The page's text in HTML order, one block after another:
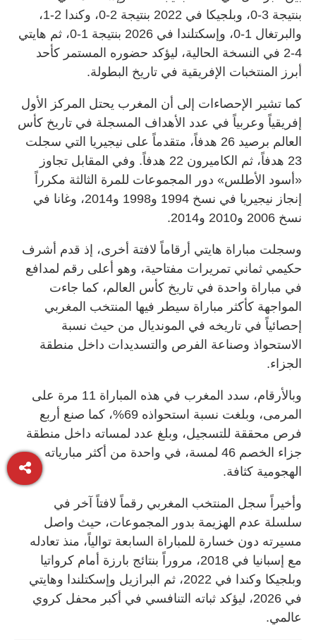
بنتيجة 3-0، وبلجيكا في 2022 بنتيجة 2-0، وكندا 2-1،
والبرتغال 1-0، وإسكتلندا في 2026 بنتيجة 1-0، ثم هايتي
4-2 في النسخة الحالية، ليؤكد حضوره المستمر كأحد
أبرز المنتخبات الإفريقية في تاريخ البطولة.
كما تشير الإحصاءات إلى أن المغرب يحتل المركز الأول
إفريقياً وعربياً في عدد الأهداف المسجلة في تاريخ كأس
العالم برصيد 26 هدفاً، متقدماً على نيجيريا التي سجلت
23 هدفاً، ثم الكاميرون 22 هدفاً. وفي المقابل تجاوز
«أسود الأطلس» دور المجموعات للمرة الثالثة مكرراً
إنجاز نيجيريا في نسخ 1994 و1998 و2014، وغانا في
نسخ 2006 و2010 و2014.
وسجلت مباراة هايتي أرقاماً لافتة أخرى، إذ قدم أشرف
حكيمي ثماني تمريرات مفتاحية، وهو أعلى رقم لمدافع
في مباراة واحدة في تاريخ كأس العالم، كما جاءت
المواجهة كأكثر مباراة سيطر فيها المنتخب المغربي
إحصائياً في تاريخه في المونديال من حيث نسبة
الاستحواذ وصناعة الفرص والتسديدات داخل منطقة
الجزاء.
وبالأرقام، سدد المغرب في هذه المباراة 11 مرة على
المرمى، وبلغت نسبة استحواذه 69%، كما صنع أربع
فرص محققة للتسجيل، وبلغ عدد لمساته داخل منطقة
جزاء الخصم 46 لمسة، في واحدة من أكثر مبارياته
الهجومية كثافة.
وأخيراً سجل المنتخب المغربي رقماً لافتاً آخر في
سلسلة عدم الهزيمة بدور المجموعات، حيث واصل
مسيرته دون خسارة للمباراة السابعة توالياً، منذ تعادله
مع إسبانيا في 2018، مروراً بنتائج بارزة أمام كرواتيا
وبلجيكا وكندا في 2022، ثم البرازيل وإسكتلندا وهايتي
في 2026، ليؤكد ثباته التنافسي في أكبر محفل كروي
عالمي.